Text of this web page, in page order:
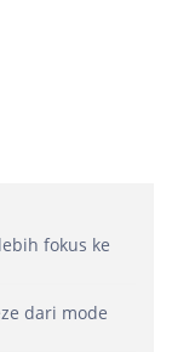
fokus ke
dari mode